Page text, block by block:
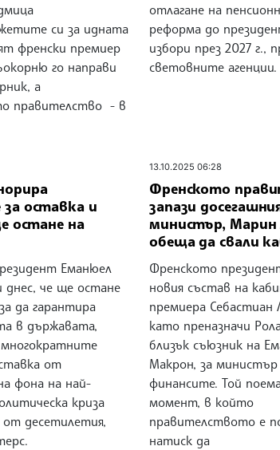
си за идната
френски премиер
го направи
а
правителство - в
отлагане на
реформа до
избори през 2027 г.,
световните агенции.
оставка и
остане на
Еманюел
днес, че ще остане
да гарантира
в държавата,
многократните
от
фона на най-
криза
десетилетия,
13.10.2025 06:28
Френското
запази
министър, Марин
обеща да свали
Френското
новия състав на
премиера Себастиан
като преназначи
близък съюзник на
Макрон, за министър
финансите. Той
момент, в който
правителството е
натиск да